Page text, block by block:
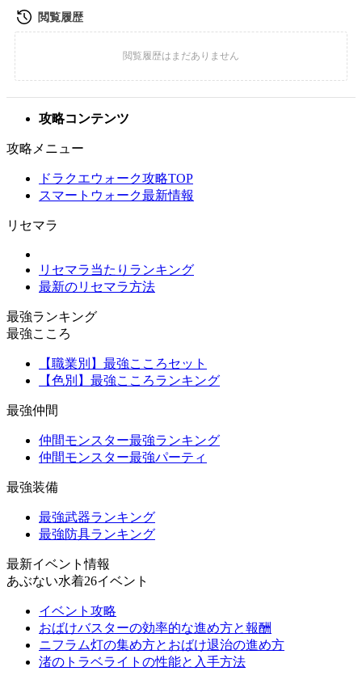
攻略コンテンツ
攻略メニュー
ドラクエウォーク攻略TOP
スマートウォーク最新情報
リセマラ
リセマラ当たりランキング
最新のリセマラ方法
最強ランキング
最強こころ
【職業別】最強こころセット
【色別】最強こころランキング
最強仲間
仲間モンスター最強ランキング
仲間モンスター最強パーティ
最強装備
最強武器ランキング
最強防具ランキング
最新イベント情報
あぶない水着26イベント
イベント攻略
おばけバスターの効率的な進め方と報酬
ニフラム灯の集め方とおばけ退治の進め方
渚のトラベライトの性能と入手方法